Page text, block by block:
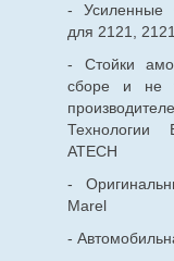
- Усиленные
для 2121,
- Стойки
сборе и не
Технологии
ATECH
-
Marel
-